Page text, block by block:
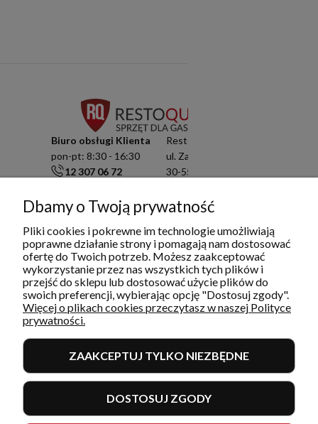
Biuro obsługi Klienta
pon-pt: 8:30 - 16:30
12 307 06 72
info@restoquality.pl
Serwis
pon-pt: 8:30 - 16:30
577 609 633
serwis@restoquality.pl
Resto Quality Sp. z o.o.
ul. Zamknięta 10/1.5
30-554 Kraków
KRS: 0000511822
INFORMACJE
MOJE KONTO I ZAMÓWIENIA
Dbamy o Twoją prywatność
Pliki cookies i pokrewne im technologie umożliwiają
poprawne działanie strony i pomagają nam dostosować
ofertę do Twoich potrzeb. Możesz zaakceptować
wykorzystanie przez nas wszystkich tych plików i
przejść do sklepu lub dostosować użycie plików do
swoich preferencji, wybierając opcję "Dostosuj zgody".
Więcej o plikach cookies przeczytasz w naszej Polityce
prywatności.
ZAAKCEPTUJ TYLKO NIEZBĘDNE
DOSTOSUJ ZGODY